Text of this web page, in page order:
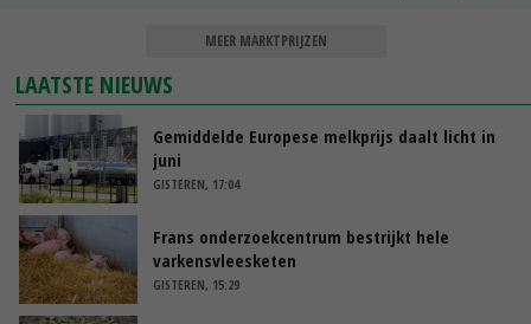
MEER MARKTPRIJZEN
LAATSTE NIEUWS
Gemiddelde Europese melkprijs daalt licht in
juni
GISTEREN, 17:04
Frans onderzoekcentrum bestrijkt hele
varkensvleesketen
GISTEREN, 15:29